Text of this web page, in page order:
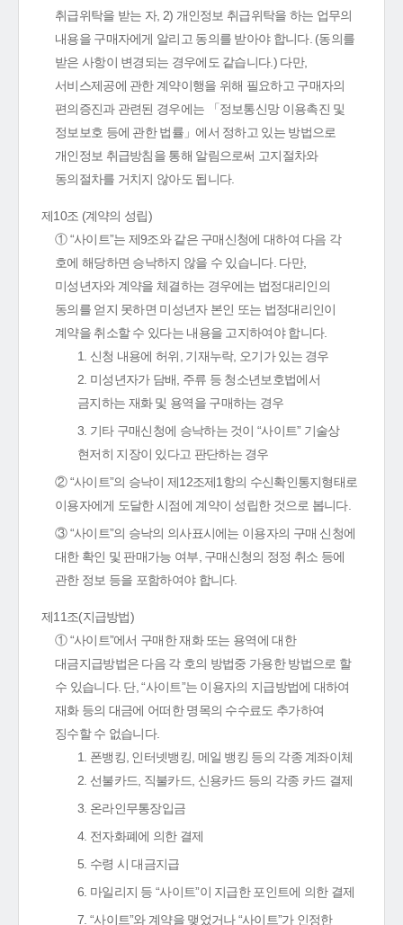
취급위탁을 받는 자, 2) 개인정보 취급위탁을 하는 업무의
내용을 구매자에게 알리고 동의를 받아야 합니다. (동의를
받은 사항이 변경되는 경우에도 같습니다.) 다만,
서비스제공에 관한 계약이행을 위해 필요하고 구매자의
편의증진과 관련된 경우에는 「정보통신망 이용촉진 및
정보보호 등에 관한 법률」에서 정하고 있는 방법으로
개인정보 취급방침을 통해 알림으로써 고지절차와
동의절차를 거치지 않아도 됩니다.
제10조 (계약의 성립)
① “사이트”는 제9조와 같은 구매신청에 대하여 다음 각
호에 해당하면 승낙하지 않을 수 있습니다. 다만,
미성년자와 계약을 체결하는 경우에는 법정대리인의
동의를 얻지 못하면 미성년자 본인 또는 법정대리인이
계약을 취소할 수 있다는 내용을 고지하여야 합니다.
1. 신청 내용에 허위, 기재누락, 오기가 있는 경우
2. 미성년자가 담배, 주류 등 청소년보호법에서
금지하는 재화 및 용역을 구매하는 경우
3. 기타 구매신청에 승낙하는 것이 “사이트” 기술상
현저히 지장이 있다고 판단하는 경우
② “사이트”의 승낙이 제12조제1항의 수신확인통지형태로
이용자에게 도달한 시점에 계약이 성립한 것으로 봅니다.
③ “사이트”의 승낙의 의사표시에는 이용자의 구매 신청에
대한 확인 및 판매가능 여부, 구매신청의 정정 취소 등에
관한 정보 등을 포함하여야 합니다.
제11조(지급방법)
① “사이트”에서 구매한 재화 또는 용역에 대한
대금지급방법은 다음 각 호의 방법중 가용한 방법으로 할
수 있습니다. 단, “사이트”는 이용자의 지급방법에 대하여
재화 등의 대금에 어떠한 명목의 수수료도 추가하여
징수할 수 없습니다.
1. 폰뱅킹, 인터넷뱅킹, 메일 뱅킹 등의 각종 계좌이체
2. 선불카드, 직불카드, 신용카드 등의 각종 카드 결제
3. 온라인무통장입금
4. 전자화폐에 의한 결제
5. 수령 시 대금지급
6. 마일리지 등 “사이트”이 지급한 포인트에 의한 결제
7. “사이트”와 계약을 맺었거나 “사이트”가 인정한